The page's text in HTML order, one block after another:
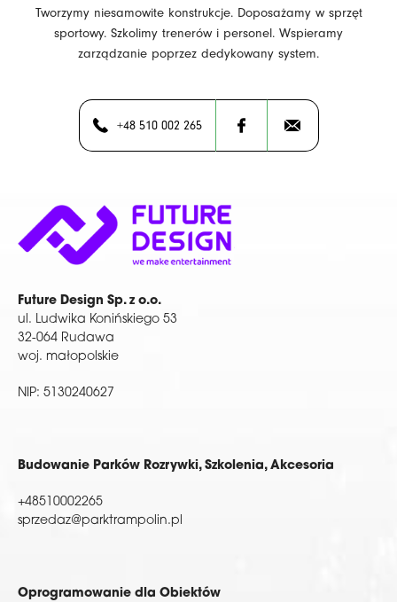
Tworzymy niesamowite konstrukcje. Doposażamy w sprzęt
sportowy. Szkolimy trenerów i personel. Wspieramy
zarządzanie poprzez dedykowany system.
+48 510 002 265
Future Design Sp. z o.o.
ul. Ludwika Konińskiego 53
32-064 Rudawa
woj. małopolskie
NIP: 5130240627
Budowanie Parków Rozrywki, Szkolenia, Akcesoria
+48510002265
sprzedaz@parktrampolin.pl
Oprogramowanie dla Obiektów